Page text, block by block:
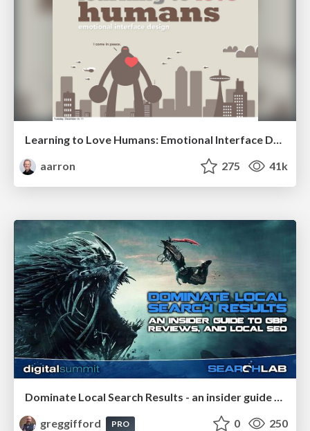
Learning to Love Humans: Emotional Interface Design
aarron
275 41k
Dominate Local Search Results - an insider guide to GBP, reviews, and Local SEO
greggifford
PRO 0 250